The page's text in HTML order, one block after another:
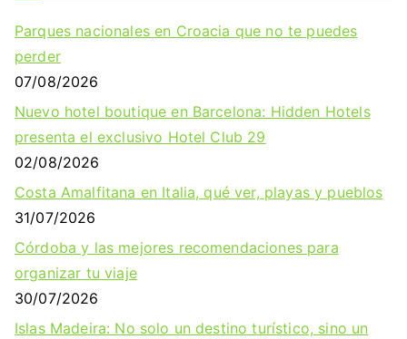
Parques nacionales en Croacia que no te puedes
perder
07/08/2026
Nuevo hotel boutique en Barcelona: Hidden Hotels
presenta el exclusivo Hotel Club 29
02/08/2026
Costa Amalfitana en Italia, qué ver, playas y pueblos
31/07/2026
Córdoba y las mejores recomendaciones para
organizar tu viaje
30/07/2026
Islas Madeira: No solo un destino turístico, sino un